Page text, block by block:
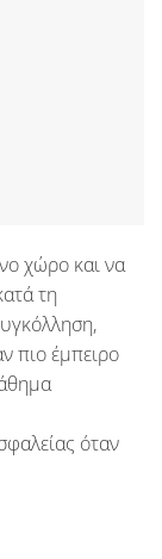
χώρο και να
τη
πιο έμπειρο
όταν